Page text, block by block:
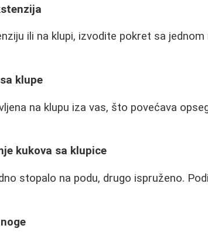
ili na klupi, izvodite pokret sa
klupe
na klupu iza vas, što povećava
kukova sa klupice
stopalo na podu, drugo ispruženo.